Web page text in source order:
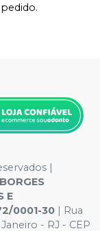
|
E
0001-30 | Rua
- RJ - CEP